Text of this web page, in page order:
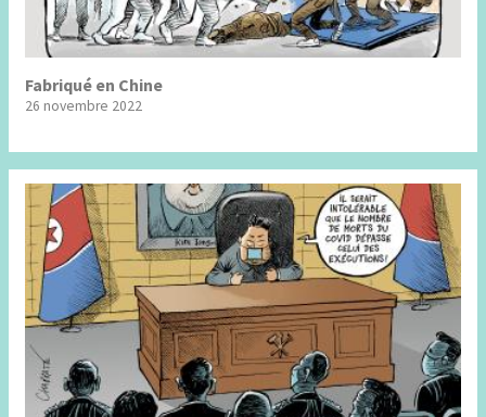
Fabriqué en Chine
26 novembre 2022